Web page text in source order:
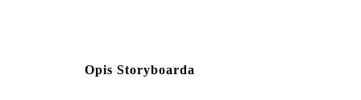
Opis Storyboarda